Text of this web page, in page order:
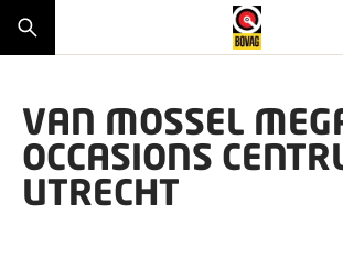
VAN MOSSEL
OCCASIONS
UTRECHT